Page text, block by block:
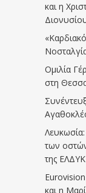
και η
Ομιλία
στη
των
της ΕΛΔΥΚ
και η